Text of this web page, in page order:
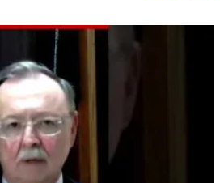
إقرأ أيضا